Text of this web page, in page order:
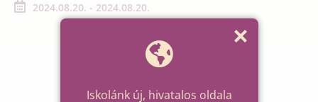
2024.08.20. - 2024.08.20.
Iskolánk új, hivatalos oldala